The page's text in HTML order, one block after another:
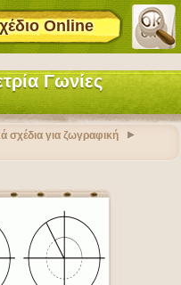
Online
Γωνίες
σχέδια για ζωγραφική